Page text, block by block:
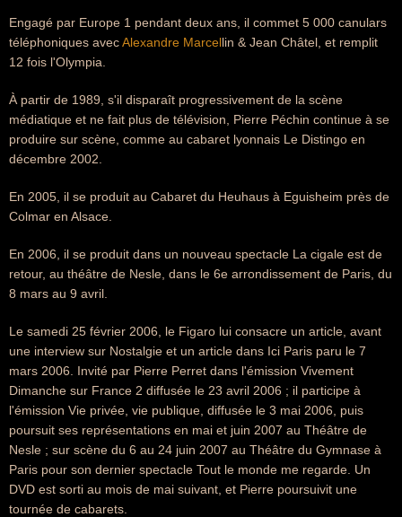
Engagé par Europe 1 pendant deux ans, il commet 5 000 canulars
téléphoniques avecAlexandre Marcellin & Jean Châtel, et remplit
12 fois l'Olympia.
À partir de 1989, s'il disparaît progressivement de la scène
médiatique et ne fait plus de télévision, Pierre Péchin continue à se
produire sur scène, comme au cabaret lyonnais Le Distingo en
décembre 2002.
En 2005, il se produit au Cabaret du Heuhaus à Eguisheim près de
Colmar en Alsace.
En 2006, il se produit dans un nouveau spectacle La cigale est de
retour, au théâtre de Nesle, dans le 6e arrondissement de Paris, du
8 mars au 9 avril.
Le samedi 25 février 2006, le Figaro lui consacre un article, avant
une interview sur Nostalgie et un article dans Ici Paris paru le 7
mars 2006. Invité par Pierre Perret dans l'émission Vivement
Dimanche sur France 2 diffusée le 23 avril 2006 ; il participe à
l'émission Vie privée, vie publique, diffusée le 3 mai 2006, puis
poursuit ses représentations en mai et juin 2007 au Théâtre de
Nesle ; sur scène du 6 au 24 juin 2007 au Théâtre du Gymnase à
Paris pour son dernier spectacle Tout le monde me regarde. Un
DVD est sorti au mois de mai suivant, et Pierre poursuivit une
tournée de cabarets.